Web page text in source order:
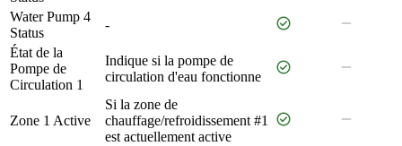
Water Pump 4
Status
- check_circle remove
État de la
Pompe de
Circulation 1
Indique si la pompe de
circulation d'eau fonctionne
check_circle remove
Zone 1 Active
Si la zone de
chauffage/refroidissement #1
est actuellement active
check_circle remove